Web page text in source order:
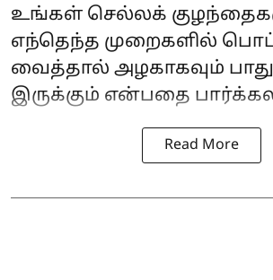
உங்கள் செல்லக்
எந்தெந்த முறைகளில்
வைத்தால் அழகாகவும்
இருக்கும் என்பதை
Read More